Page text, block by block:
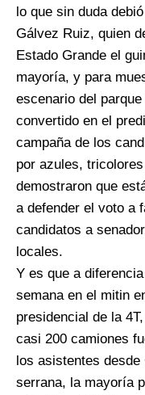
lo que sin duda
Gálvez Ruiz, quien
Estado Grande el
mayoría, y para
escenario del
convertido en el
campaña de los
por azules,
demostraron que
a defender el voto a
candidatos a
locales.
Y es que a
semana en el mitin
presidencial de la
casi 200 camiones
los asistentes
serrana, la mayoría